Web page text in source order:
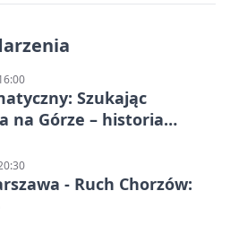
Szukając
na Górze – historia
- Ruch Chorzów: